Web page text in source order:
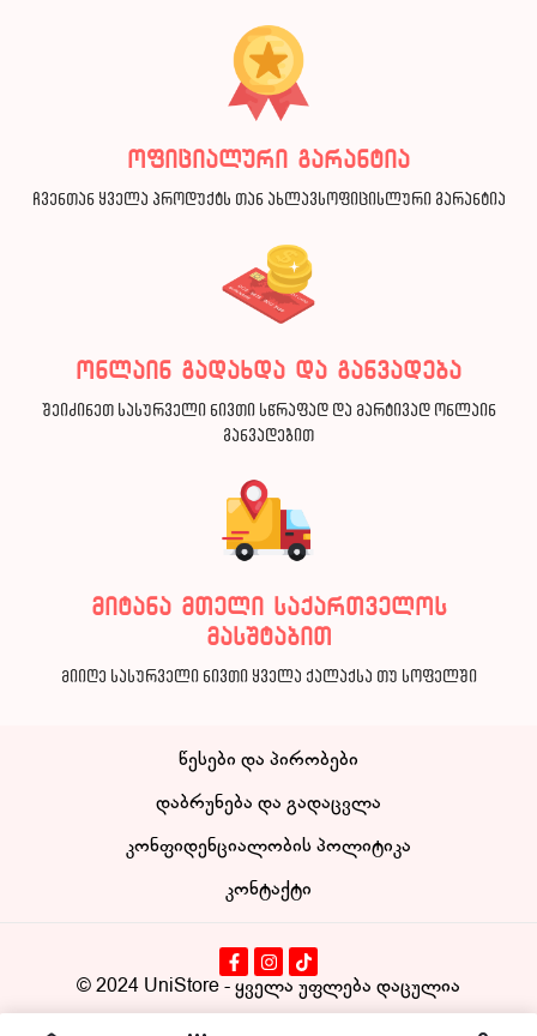
ოფიციალური გარანტია
ჩვენთან ყველა პროდუქტს თან ახლავსოფიცისლური გარანტია
ონლაინ გადახდა და განვადება
შეიძინეთ სასურველი ნივთი სწრაფად და მარტივად ონლაინ
განვადებით
მიტანა მთელი საქართველოს
მასშტაბით
მიიღე სასურველი ნივთი ყველა ქალაქსა თუ სოფელში
წესები და პირობები
დაბრუნება და გადაცვლა
კონფიდენციალობის პოლიტიკა
კონტაქტი
© 2024 UniStore- ყველა უფლება დაცულია